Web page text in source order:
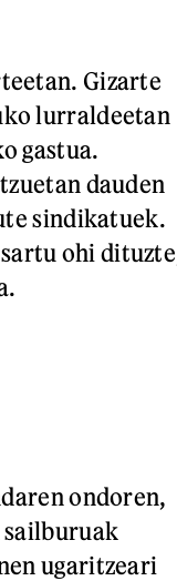
Gizarte
lurraldeetan
gastua.
dauden
sindikatuek.
ohi
ondoren,
sailburuak
ugaritzeari